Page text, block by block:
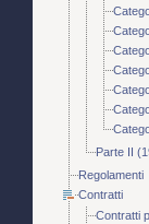
Parte II
Regolamenti
Contratti
Contratti